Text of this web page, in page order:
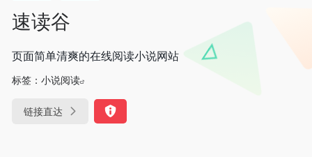
速读谷
页面简单清爽的在线阅读小说网站
标签： 小说阅读
链接直达